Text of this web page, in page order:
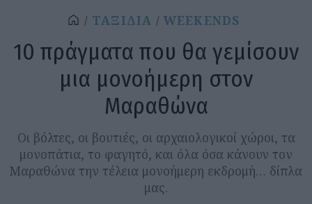
ΤΑΞΙΔΙΑ WEEKENDS
10 πράγματα που θα γεμίσουν
μια μονοήμερη στον
Μαραθώνα
Οι βόλτες, οι βουτιές, οι αρχαιολογικοί χώροι, τα
μονοπάτια, το φαγητό, και όλα όσα κάνουν τον
Μαραθώνα την τέλεια μονοήμερη εκδρομή… δίπλα
μας.